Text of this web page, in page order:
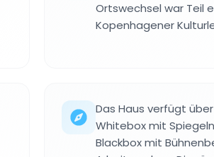
Ortswechsel war Teil
Kopenhagener
Das Haus verfügt
Whitebox mit
Blackbox mit